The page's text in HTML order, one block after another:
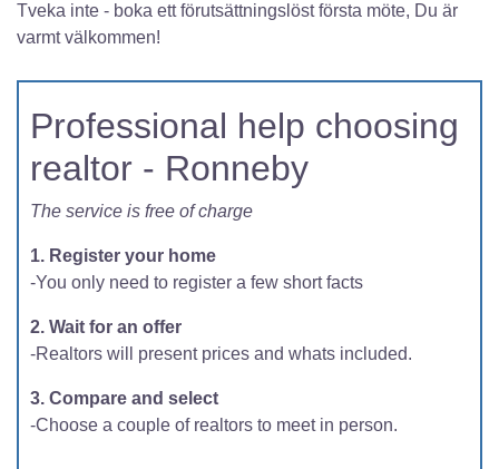
Tveka inte - boka ett förutsättningslöst första möte, Du är
varmt välkommen!
Professional help choosing
realtor - Ronneby
The service is free of charge
1. Register your home
-You only need to register a few short facts
2. Wait for an offer
-Realtors will present prices and whats included.
3. Compare and select
-Choose a couple of realtors to meet in person.